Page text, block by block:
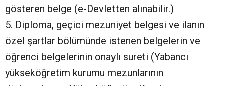
gösteren belge (e-Devletten alınabilir.)
5. Diploma, geçici mezuniyet belgesi ve ilanın
özel şartlar bölümünde istenen belgelerin ve
öğrenci belgelerinin onaylı sureti (Yabancı
yükseköğretim kurumu mezunlarının